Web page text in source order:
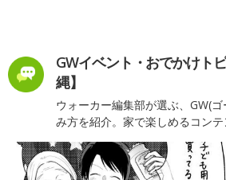
GWイベント・おでかけト
縄】
ウォーカー編集部が選ぶ、GW(
み方を紹介。家で楽しめるコンテ